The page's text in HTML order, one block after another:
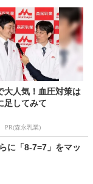
大人気！血圧対策は
足してみて
PR(森永乳業)
に「8-7=7」をマッ